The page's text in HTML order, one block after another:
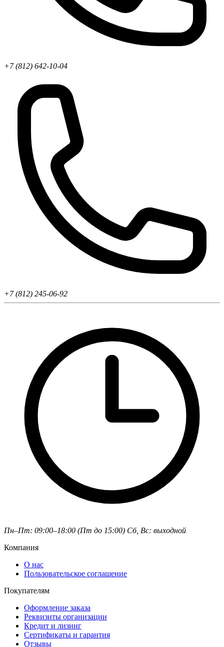
+7 (812) 642-10-04
+7 (812) 245-06-92
Пн–Пт: 09:00–18:00 (Пт до 15:00) Сб, Вс: выходной
Компания
О нас
Пользовательское соглашение
Покупателям
Оформление заказа
Реквизиты организации
Кредит и лизинг
Сертификаты и гарантия
Отзывы